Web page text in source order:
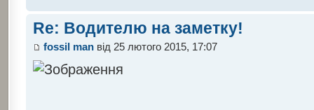
Re: Водителю на заметку!
fossil manвід 25 лютого 2015, 17:07